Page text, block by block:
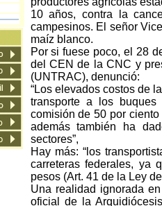
10 años, contra la
campesinos. El señor
maíz blanco.
Por si fuese poco, el 28
del CEN de la CNC y
(UNTRAC), denunció:
“Los elevados costos de
transporte a los
comisión de 50 por
además también ha
sectores”,
Hay más: “los
carreteras federales, ya
pesos (Art. 41 de la Ley
Una realidad ignorada
oficial de la